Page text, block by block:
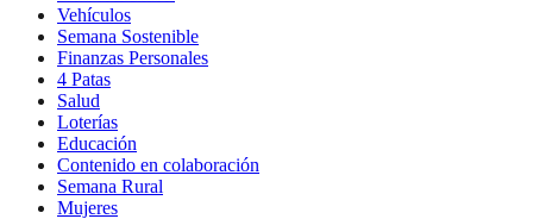
Vehículos
Semana Sostenible
Finanzas Personales
4 Patas
Salud
Loterías
Educación
Contenido en colaboración
Semana Rural
Mujeres